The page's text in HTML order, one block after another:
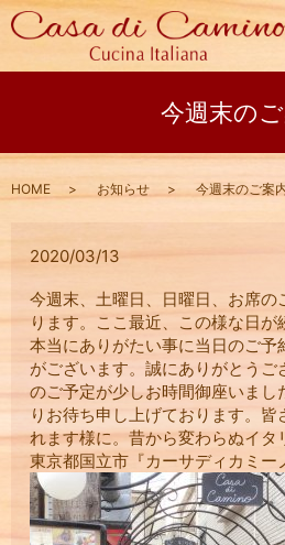
今週末の
HOME お知らせ 今週末のご案
2020/03/13
今週末、土曜日、日曜日、お席の
ります。ここ最近、この様な日が
本当にありがたい事に当日のご予
がございます。誠にありがとうご
のご予定が少しお時間御座いまし
りお待ち申し上げております。皆
れます様に。昔から変わらぬイタ
東京都国立市『カーサディカミ